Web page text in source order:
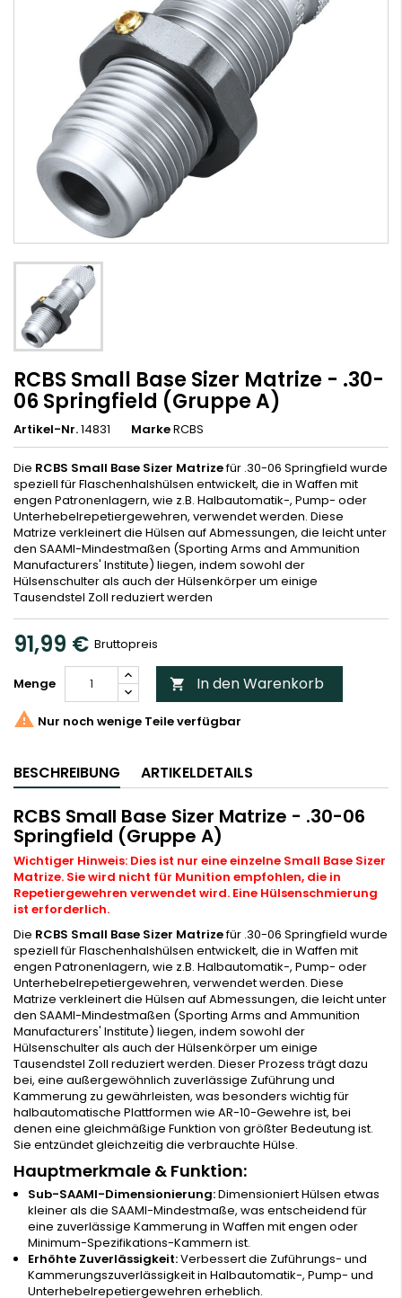
RCBS Small Base Sizer Matrize - .30-
06 Springfield (Gruppe A)
Artikel-Nr.14831 MarkeRCBS
Die RCBS Small Base Sizer Matrizefür .30-06 Springfield wurde
speziell für Flaschenhalshülsen entwickelt, die in Waffen mit
engen Patronenlagern, wie z.B. Halbautomatik-, Pump- oder
Unterhebelrepetiergewehren, verwendet werden. Diese
Matrize verkleinert die Hülsen auf Abmessungen, die leicht unter
den SAAMI-Mindestmaßen (Sporting Arms and Ammunition
Manufacturers' Institute) liegen, indem sowohl der
Hülsenschulter als auch der Hülsenkörper um einige
Tausendstel Zoll reduziert werden
91,99 € Bruttopreis
Menge  In den Warenkorb
 Nur noch wenige Teile verfügbar
BESCHREIBUNG ARTIKELDETAILS
RCBS Small Base Sizer Matrize - .30-06
Springfield (Gruppe A)
Wichtiger Hinweis: Dies ist nur eine einzelne Small Base Sizer
Matrize. Sie wird nicht für Munition empfohlen, die in
Repetiergewehren verwendet wird. Eine Hülsenschmierung
ist erforderlich.
Die RCBS Small Base Sizer Matrizefür .30-06 Springfield wurde
speziell für Flaschenhalshülsen entwickelt, die in Waffen mit
engen Patronenlagern, wie z.B. Halbautomatik-, Pump- oder
Unterhebelrepetiergewehren, verwendet werden. Diese
Matrize verkleinert die Hülsen auf Abmessungen, die leicht unter
den SAAMI-Mindestmaßen (Sporting Arms and Ammunition
Manufacturers' Institute) liegen, indem sowohl der
Hülsenschulter als auch der Hülsenkörper um einige
Tausendstel Zoll reduziert werden. Dieser Prozess trägt dazu
bei, eine außergewöhnlich zuverlässige Zuführung und
Kammerung zu gewährleisten, was besonders wichtig für
halbautomatische Plattformen wie AR-10-Gewehre ist, bei
denen eine gleichmäßige Funktion von größter Bedeutung ist.
Sie entzündet gleichzeitig die verbrauchte Hülse.
Hauptmerkmale & Funktion:
Sub-SAAMI-Dimensionierung:Dimensioniert Hülsen etwas
kleiner als die SAAMI-Mindestmaße, was entscheidend für
eine zuverlässige Kammerung in Waffen mit engen oder
Minimum-Spezifikations-Kammern ist.
Erhöhte Zuverlässigkeit:Verbessert die Zuführungs- und
Kammerungszuverlässigkeit in Halbautomatik-, Pump- und
Unterhebelrepetiergewehren erheblich.